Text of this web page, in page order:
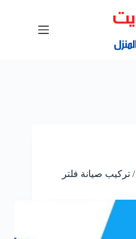
فلاتر مياه الكويت / 66817766 / تركيب صيانة فلتر